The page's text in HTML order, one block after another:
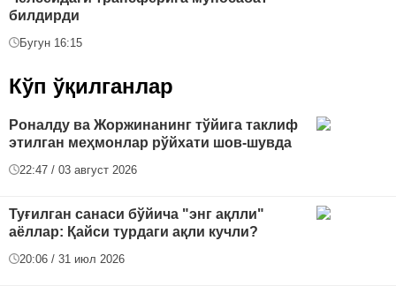
билдирди
Бугун 16:15
Кўп ўқилганлар
Роналду ва Жоржинанинг тўйига таклиф
этилган меҳмонлар рўйхати шов-шувда
22:47 / 03 август 2026
Туғилган санаси бўйича "энг ақлли"
аёллар: Қайси турдаги ақли кучли?
20:06 / 31 июл 2026